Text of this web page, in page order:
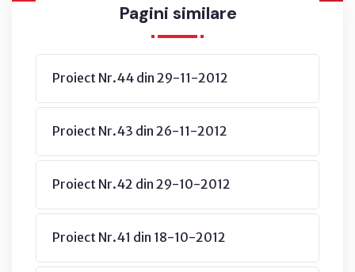
Pagini similare
Proiect Nr.44 din 29-11-2012
Proiect Nr.43 din 26-11-2012
Proiect Nr.42 din 29-10-2012
Proiect Nr.41 din 18-10-2012